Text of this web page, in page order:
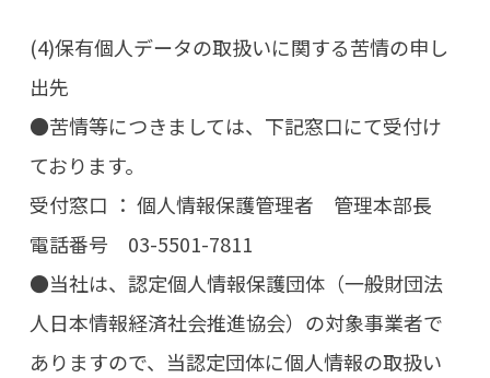
(4)保有個人データの取扱いに関する苦情の申し
出先
●苦情等につきましては、下記窓口にて受付け
ております。
受付窓口 ： 個人情報保護管理者 管理本部長
電話番号 03-5501-7811
●当社は、認定個人情報保護団体（一般財団法
人日本情報経済社会推進協会）の対象事業者で
ありますので、当認定団体に個人情報の取扱い